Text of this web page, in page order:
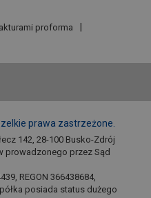
proforma
prawa zastrzeżone.
142, 28-100 Busko-Zdrój
prowadzonego przez Sąd
REGON 366438684,
posiada status dużego